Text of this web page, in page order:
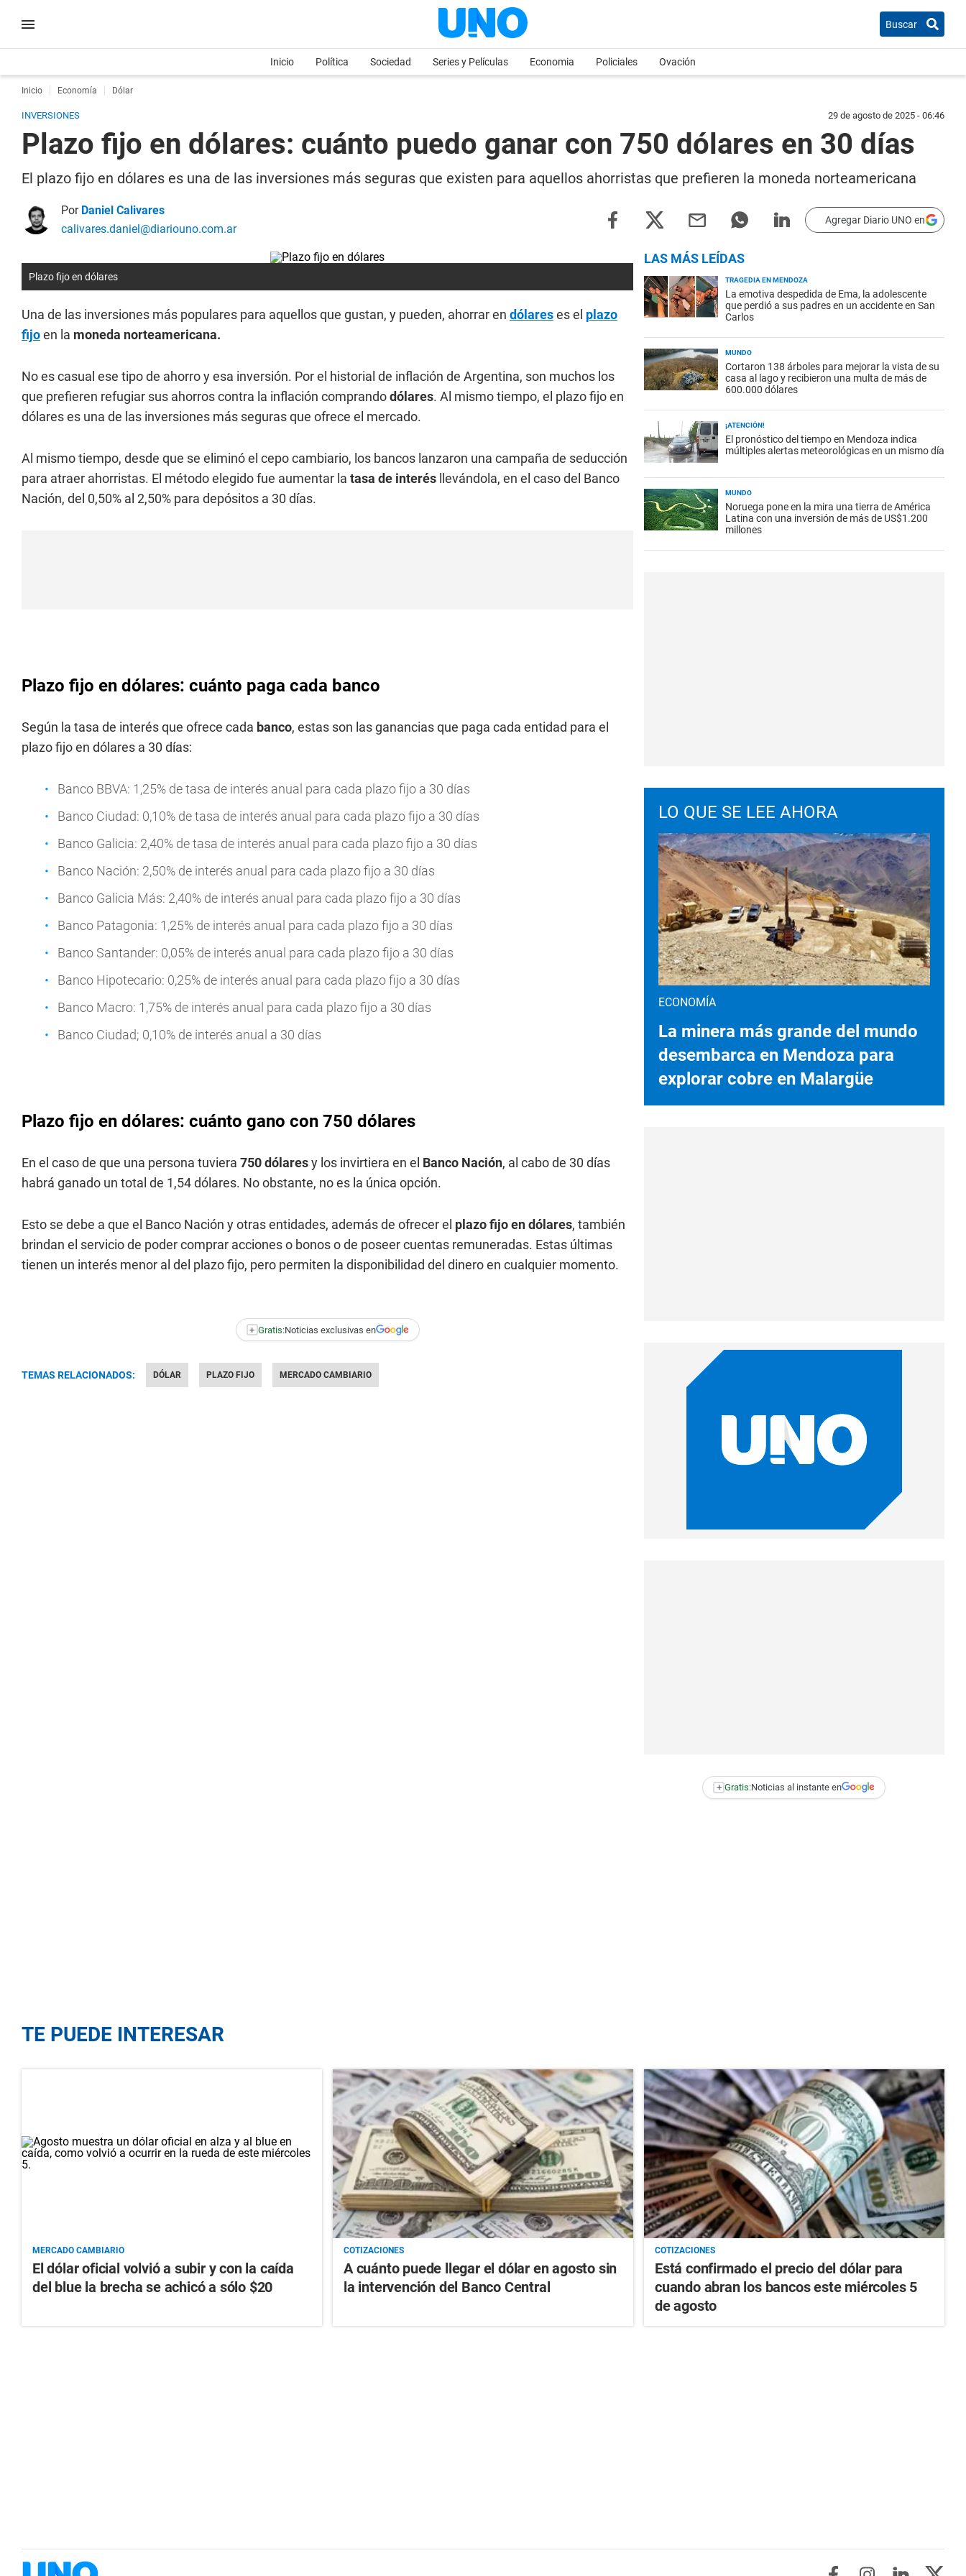
Buscar
Inicio Política Sociedad Series y Películas Economia Policiales Ovación
Inicio Economía Dólar
INVERSIONES 29 de agosto de 2025 - 06:46
Plazo fijo en dólares: cuánto puedo ganar con 750 dólares en 30 días
El plazo fijo en dólares es una de las inversiones más seguras que existen para aquellos ahorristas que prefieren la moneda norteamericana
Por Daniel Calivares
calivares.daniel@diariouno.com.ar
Agregar Diario UNO en
Plazo fijo en dólares
Una de las inversiones más populares para aquellos que gustan, y pueden, ahorrar en dólareses el plazo
fijoen la moneda norteamericana.
No es casual ese tipo de ahorro y esa inversión. Por el historial de inflación de Argentina, son muchos los
que prefieren refugiar sus ahorros contra la inflación comprandodólares. Al mismo tiempo, el plazo fijo en
dólares es una de las inversiones más seguras que ofrece el mercado.
Al mismo tiempo, desde que se eliminó el cepo cambiario, los bancos lanzaron una campaña de seducción
para atraer ahorristas. El método elegido fue aumentar la tasa de interés llevándola, en el caso del Banco
Nación, del 0,50% al 2,50% para depósitos a 30 días.
Plazo fijo en dólares: cuánto paga cada banco
Según la tasa de interés que ofrece cada banco, estas son las ganancias que paga cada entidad para el
plazo fijo en dólares a 30 días:
Banco BBVA: 1,25% de tasa de interés anual para cada plazo fijo a 30 días
Banco Ciudad: 0,10% de tasa de interés anual para cada plazo fijo a 30 días
Banco Galicia: 2,40% de tasa de interés anual para cada plazo fijo a 30 días
Banco Nación: 2,50% de interés anual para cada plazo fijo a 30 días
Banco Galicia Más: 2,40% de interés anual para cada plazo fijo a 30 días
Banco Patagonia: 1,25% de interés anual para cada plazo fijo a 30 días
Banco Santander: 0,05% de interés anual para cada plazo fijo a 30 días
Banco Hipotecario: 0,25% de interés anual para cada plazo fijo a 30 días
Banco Macro: 1,75% de interés anual para cada plazo fijo a 30 días
Banco Ciudad; 0,10% de interés anual a 30 días
Plazo fijo en dólares: cuánto gano con 750 dólares
En el caso de que una persona tuviera 750 dólaresy los invirtiera en el Banco Nación, al cabo de 30 días
habrá ganado un total de 1,54 dólares. No obstante, no es la única opción.
Esto se debe a que el Banco Nación y otras entidades, además de ofrecer el plazo fijo en dólares, también
brindan el servicio de poder comprar acciones o bonos o de poseer cuentas remuneradas. Estas últimas
tienen un interés menor al del plazo fijo, pero permiten la disponibilidad del dinero en cualquier momento.
+ Gratis:Noticias exclusivas en
TEMAS RELACIONADOS: DÓLAR PLAZO FIJO MERCADO CAMBIARIO
LAS MÁS LEÍDAS
TRAGEDIA EN MENDOZA
La emotiva despedida de Ema, la adolescente
que perdió a sus padres en un accidente en San
Carlos
MUNDO
Cortaron 138 árboles para mejorar la vista de su
casa al lago y recibieron una multa de más de
600.000 dólares
¡ATENCIÓN!
El pronóstico del tiempo en Mendoza indica
múltiples alertas meteorológicas en un mismo día
MUNDO
Noruega pone en la mira una tierra de América
Latina con una inversión de más de US$1.200
millones
LO QUE SE LEE AHORA
ECONOMÍA
La minera más grande del mundo
desembarca en Mendoza para
explorar cobre en Malargüe
+ Gratis:Noticias al instante en
TE PUEDE INTERESAR
MERCADO CAMBIARIO
El dólar oficial volvió a subir y con la caída
del blue la brecha se achicó a sólo $20
COTIZACIONES
A cuánto puede llegar el dólar en agosto sin
la intervención del Banco Central
COTIZACIONES
Está confirmado el precio del dólar para
cuando abran los bancos este miércoles 5
de agosto